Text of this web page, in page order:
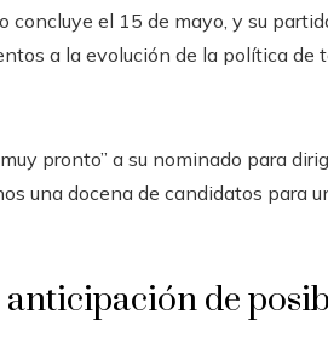
concluye el 15 de mayo, y su
a la evolución de la política de
pronto” a su nominado para
una docena de candidatos para
de